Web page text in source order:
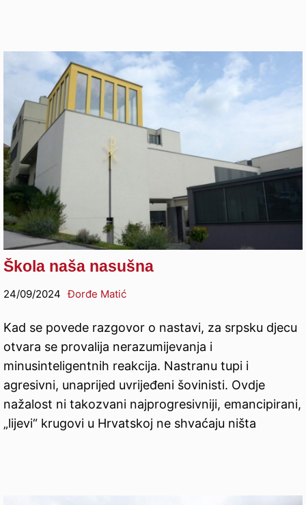
Škola naša nasušna
24/09/2024 Đorđe Matić
Kad se povede razgovor o nastavi, za srpsku djecu
otvara se provalija nerazumijevanja i
minusinteligentnih reakcija. Nastranu tupi i
agresivni, unaprijed uvrijeđeni šovinisti. Ovdje
nažalost ni takozvani najprogresivniji, emancipirani,
„lijevi“ krugovi u Hrvatskoj ne shvaćaju ništa